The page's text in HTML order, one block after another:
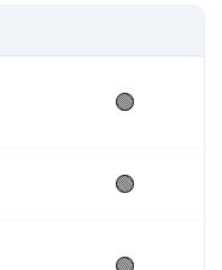
🟢
🟢